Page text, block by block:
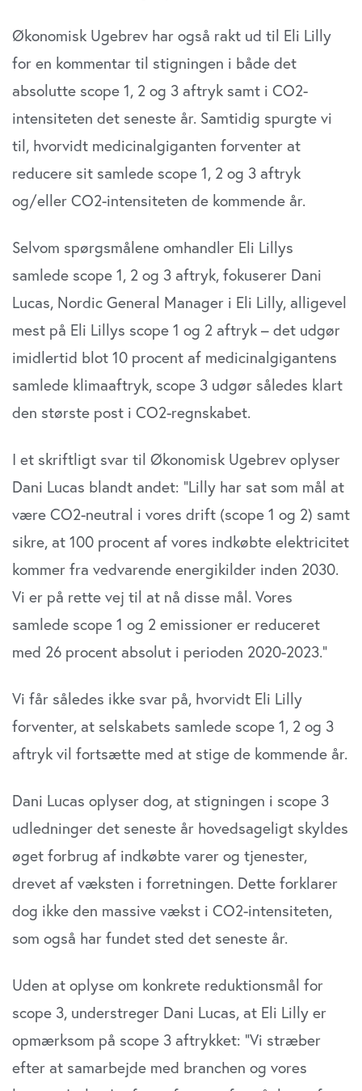
Økonomisk Ugebrev har også rakt ud til Eli Lilly
for en kommentar til stigningen i både det
absolutte scope 1, 2 og 3 aftryk samt i CO2-
intensiteten det seneste år. Samtidig spurgte vi
til, hvorvidt medicinalgiganten forventer at
reducere sit samlede scope 1, 2 og 3 aftryk
og/eller CO2-intensiteten de kommende år.
Selvom spørgsmålene omhandler Eli Lillys
samlede scope 1, 2 og 3 aftryk, fokuserer Dani
Lucas, Nordic General Manager i Eli Lilly, alligevel
mest på Eli Lillys scope 1 og 2 aftryk – det udgør
imidlertid blot 10 procent af medicinalgigantens
samlede klimaaftryk, scope 3 udgør således klart
den største post i CO2-regnskabet.
I et skriftligt svar til Økonomisk Ugebrev oplyser
Dani Lucas blandt andet: ”Lilly har sat som mål at
være CO2-neutral i vores drift (scope 1 og 2) samt
sikre, at 100 procent af vores indkøbte elektricitet
kommer fra vedvarende energikilder inden 2030.
Vi er på rette vej til at nå disse mål. Vores
samlede scope 1 og 2 emissioner er reduceret
med 26 procent absolut i perioden 2020-2023.”
Vi får således ikke svar på, hvorvidt Eli Lilly
forventer, at selskabets samlede scope 1, 2 og 3
aftryk vil fortsætte med at stige de kommende år.
Dani Lucas oplyser dog, at stigningen i scope 3
udledninger det seneste år hovedsageligt skyldes
øget forbrug af indkøbte varer og tjenester,
drevet af væksten i forretningen. Dette forklarer
dog ikke den massive vækst i CO2-intensiteten,
som også har fundet sted det seneste år.
Uden at oplyse om konkrete reduktionsmål for
scope 3, understreger Dani Lucas, at Eli Lilly er
opmærksom på scope 3 aftrykket: ”Vi stræber
efter at samarbejde med branchen og vores